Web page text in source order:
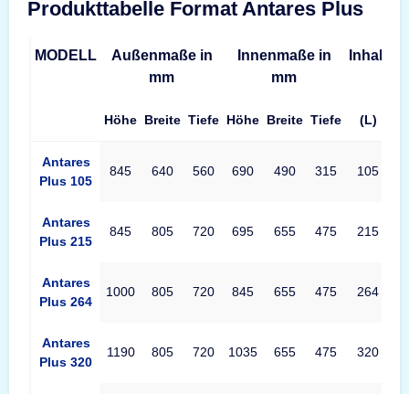
Produkttabelle Format Antares Plus
MODELL
Außenmaße in
mm
Innenmaße in
mm
Inhalt
Höhe Breite Tiefe Höhe Breite Tiefe (L)
Antares
Plus 105
845 640 560 690 490 315 105
Antares
Plus 215
845 805 720 695 655 475 215
Antares
Plus 264
1000 805 720 845 655 475 264
Antares
Plus 320
1190 805 720 1035 655 475 320